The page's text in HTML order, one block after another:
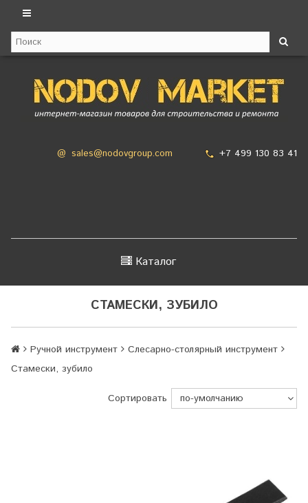
@ sales@nodovgroup.com +7 499 130 83 41
Каталог
СТАМЕСКИ, ЗУБИЛО
Ручной инструмент
Слесарно-столярный инструмент
Стамески, зубило
Сортировать